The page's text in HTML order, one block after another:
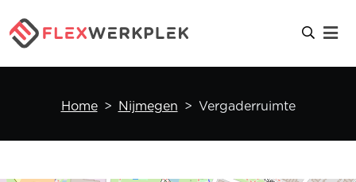
Home Nijmegen Vergaderruimte